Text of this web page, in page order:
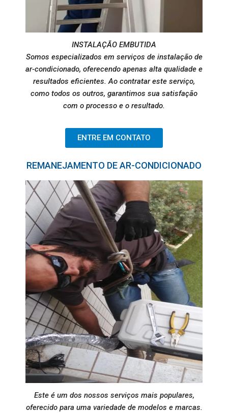
INSTALAÇÃO EMBUTIDA
Somos especializados em serviços de instalação de
ar-condicionado, oferecendo apenas alta qualidade e
resultados eficientes. Ao contratar este serviço,
como todos os outros, garantimos sua satisfação
com o processo e o resultado.
ENTRE EM CONTATO
REMANEJAMENTO DE AR-CONDICIONADO
Este é um dos nossos serviços mais populares,
oferecido para uma variedade de modelos e marcas.